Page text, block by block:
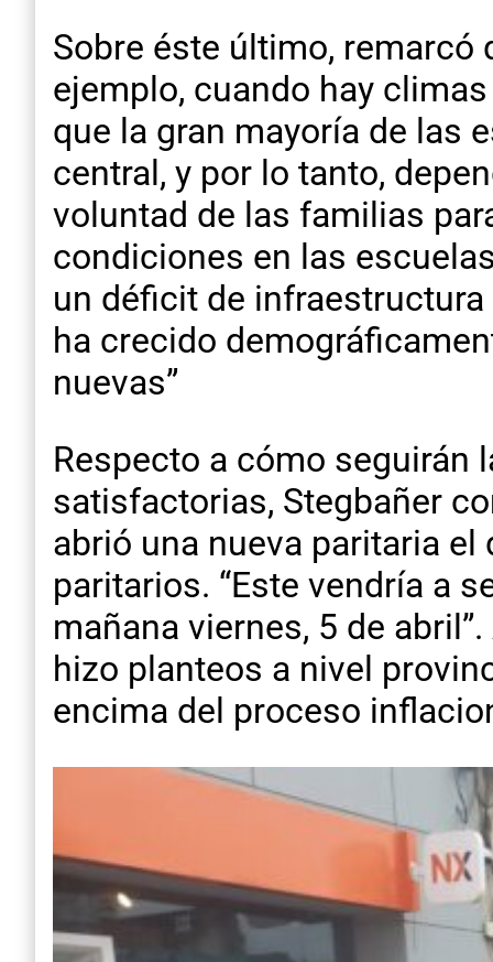
Sobre éste último, remarcó
ejemplo, cuando hay
que la gran mayoría de las
central, y por lo tanto,
voluntad de las familias
condiciones en las
un déficit de
ha crecido
nuevas”
Respecto a cómo seguirán
satisfactorias, Stegbañer
abrió una nueva paritaria
paritarios. “Este vendría a
mañana viernes, 5 de
hizo planteos a nivel
encima del proceso